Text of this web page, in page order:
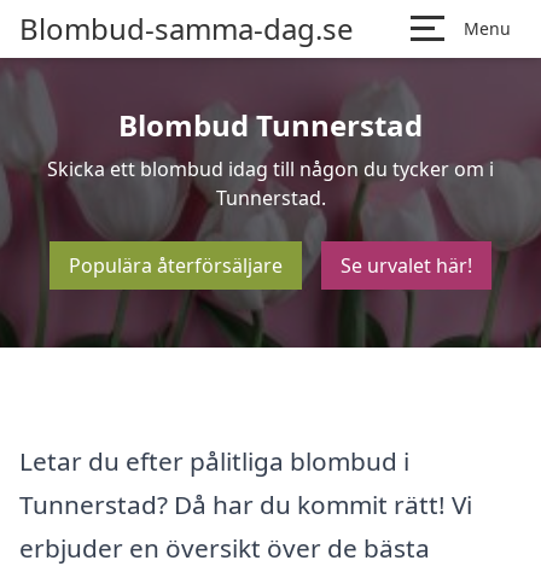
Blombud-samma-dag.se Menu
Blombud Tunnerstad
Skicka ett blombud idag till någon du tycker om i
Tunnerstad.
Populära återförsäljare Se urvalet här!
Letar du efter pålitliga blombud i
Tunnerstad? Då har du kommit rätt! Vi
erbjuder en översikt över de bästa